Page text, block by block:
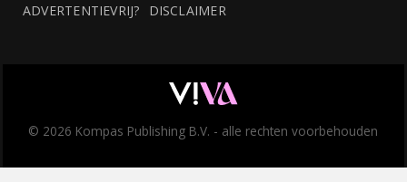
ADVERTENTIEVRIJ? DISCLAIMER
© 2026 Kompas Publishing B.V. - alle rechten voorbehouden